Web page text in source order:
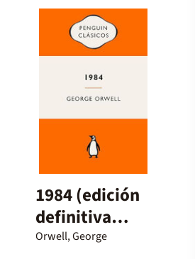
1984 (edición
definitiva
avalada por
Orwell, George